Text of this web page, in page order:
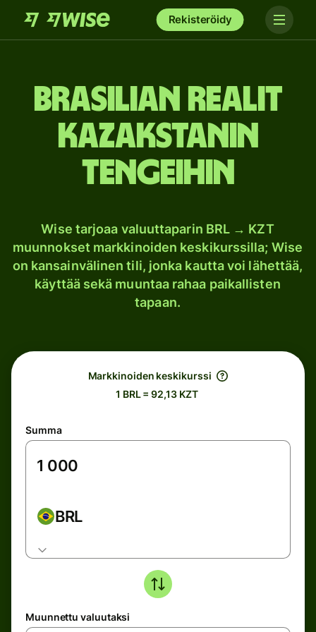
Rekisteröidy
Brasilian realit
Kazakstanin
tengeihin
Wise tarjoaa valuuttaparin BRL → KZT
muunnokset markkinoiden keskikurssilla; Wise
on kansainvälinen tili, jonka kautta voi lähettää,
käyttää sekä muuntaa rahaa paikallisten
tapaan.
Markkinoiden keskikurssi
1 BRL = 92,13 KZT
Summa
BRL
Muunnettu valuutaksi